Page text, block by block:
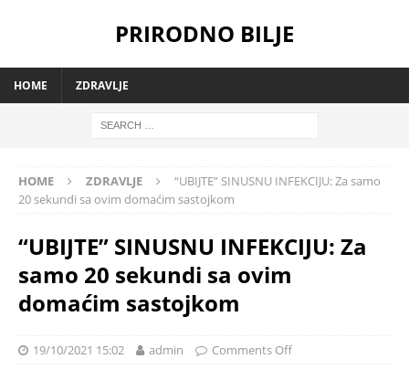
PRIRODNO BILJE
HOME ZDRAVLJE
HOME ZDRAVLJE
“UBIJTE” SINUSNU INFEKCIJU: Za samo
20 sekundi sa ovim domaćim sastojkom
“UBIJTE” SINUSNU INFEKCIJU: Za
samo 20 sekundi sa ovim
domaćim sastojkom
19/10/2021 15:02 admin Comments Off